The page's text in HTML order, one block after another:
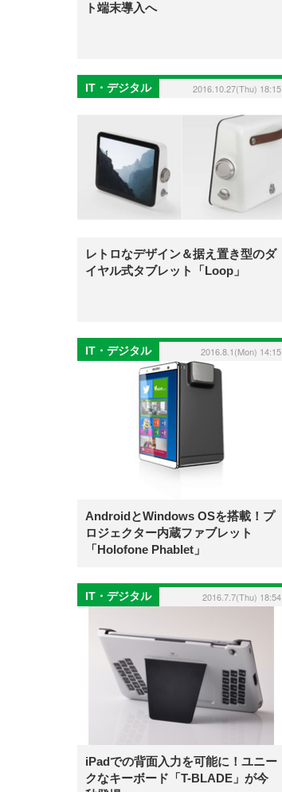
ト端末導入へ
IT・デジタル 2016.10.27(Thu) 18:15
レトロなデザイン＆据え置き型のダ
イヤル式タブレット「Loop」
IT・デジタル 2016.8.1(Mon) 14:15
AndroidとWindows OSを搭載！プ
ロジェクター内蔵ファブレット
「Holofone Phablet」
IT・デジタル 2016.7.7(Thu) 18:54
iPadでの背面入力を可能に！ユニー
クなキーボード「T-BLADE」が今